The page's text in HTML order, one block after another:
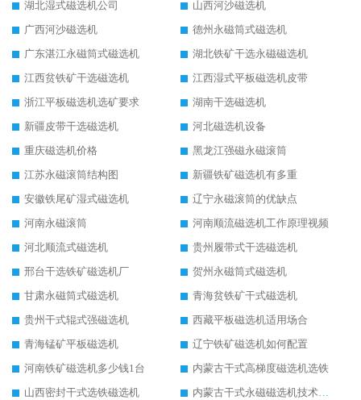
湖北湿式磁选机公司
山西河沙磁选机
广西河沙磁选机
德州永磁筒式磁选机
广东湛江永磁筒式磁选机
湖北铁矿干选永磁磁选机
江西贫铁矿干选磁选机
江西湿式平板磁选机皮带
浙江平板磁选机选矿要求
湖南干选磁选机
新疆皮带干选磁选机
河北磁选机设备
重庆磁选机价格
黑龙江强磁永磁滚筒
江苏永磁滚筒结构图
新疆铁矿磁选机有多重
安徽铁尾矿湿式磁选机
辽宁永磁滚筒的优缺点
河南永磁滚筒
河南顺流磁选机工作原理视频
河北顺流式磁选机
贵州履带式干选磁选机
邢台干选铁矿磁选机厂
贺州永磁筒式磁选机
甘肃永磁筒式磁选机
青海贫铁矿干式磁选机
贵州干式辊式强磁选机
西藏平板磁选机适用场合
青海锰矿平板磁选机
辽宁铁矿磁选机如何配置
河南铁矿磁选机多少钱1台
内蒙古干式高梯度磁选机选铁
山西密封干式选铁磁选机
内蒙古干式永磁磁选机技术要求